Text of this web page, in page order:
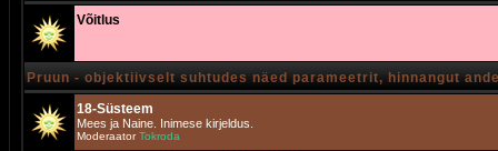
Võitlus
Pruun - objektiivselt suhtudes näed parameetrit, hinnangut
18-Süsteem
Mees ja Naine. Inimese kirjeldus.
ModeraatorTokroda